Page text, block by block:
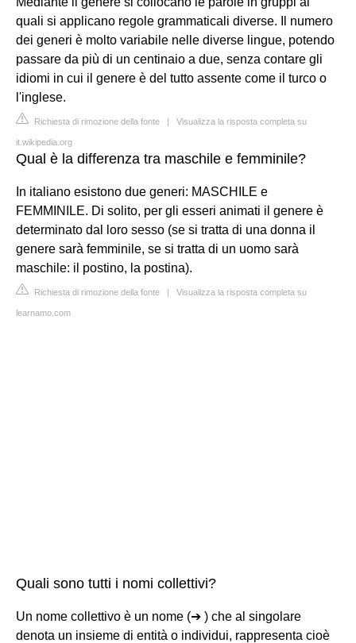
quali si applicano regole grammaticali diverse. Il numero
dei generi è molto variabile nelle diverse lingue, potendo
passare da più di un centinaio a due, senza contare gli
idiomi in cui il genere è del tutto assente come il turco o
l'inglese.
Richiesta di rimozione della fonte | Visualizza la risposta completa su
it.wikipedia.org
Qual è la differenza tra maschile e femminile?
In italiano esistono due generi: MASCHILE e
FEMMINILE. Di solito, per gli esseri animati il genere è
determinato dal loro sesso (se si tratta di una donna il
genere sarà femminile, se si tratta di un uomo sarà
maschile: il postino, la postina).
Richiesta di rimozione della fonte | Visualizza la risposta completa su
learnamo.com
Quali sono tutti i nomi collettivi?
Un nome collettivo è un nome (➔ ) che al singolare
denota un insieme di entità o individui, rappresenta cioè